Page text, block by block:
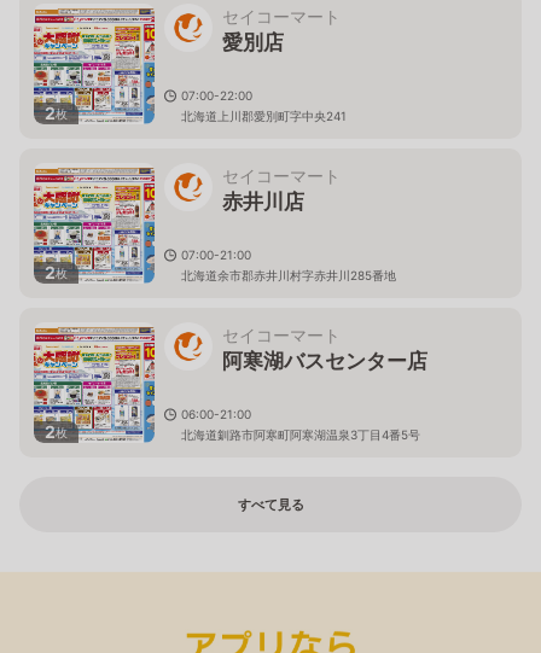
2枚
セイコーマート
愛別店
07:00-22:00
北海道上川郡愛別町字中央241
2枚
セイコーマート
赤井川店
07:00-21:00
北海道余市郡赤井川村字赤井川285番地
2枚
セイコーマート
阿寒湖バスセンター店
06:00-21:00
北海道釧路市阿寒町阿寒湖温泉3丁目4番5号
すべて見る